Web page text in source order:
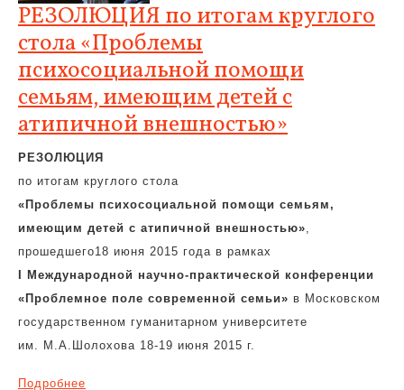
РЕЗОЛЮЦИЯ по итогам круглого
стола «Проблемы
психосоциальной помощи
семьям, имеющим детей с
атипичной внешностью»
РЕЗОЛЮЦИЯ
по итогам круглого стола
«Проблемы психосоциальной помощи семьям,
имеющим детей с атипичной внешностью»,
прошедшего18 июня 2015 года в рамках
I Международной научно-практической конференции
«Проблемное поле современной семьи» в Московском
государственном гуманитарном университете
им. М.А.Шолохова 18-19 июня 2015 г.
Подробнее